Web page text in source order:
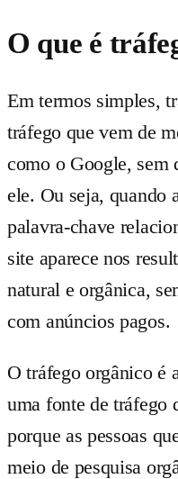
O que é
Em termos simples,
tráfego que vem de
como o Google, sem
ele. Ou seja, quando
palavra-chave
site aparece nos
natural e orgânica,
com anúncios pagos.
O tráfego orgânico é
uma fonte de tráfego
porque as pessoas
meio de pesquisa